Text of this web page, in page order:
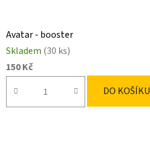
Avatar - booster
Skladem (30 ks)
150 Kč
DO KOŠÍKU